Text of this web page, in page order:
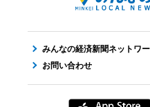
みんなの経済新聞ネットワ
お問い合わせ